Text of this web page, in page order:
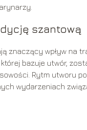
szantową
znaczący wpływ na
bazuje utwór,
Rytm utworu
wydarzeniach